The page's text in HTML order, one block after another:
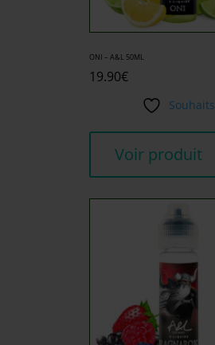
ONI – A&L 50ML
19.90€
Souhaits
Voir produit